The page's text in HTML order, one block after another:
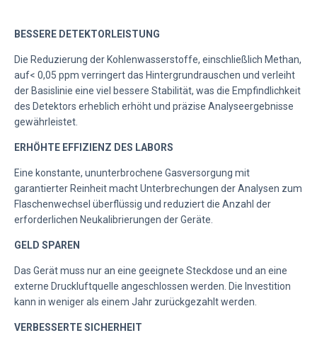
BESSERE DETEKTORLEISTUNG
Die Reduzierung der Kohlenwasserstoffe, einschließlich Methan,
auf< 0,05 ppm verringert das Hintergrundrauschen und verleiht
der Basislinie eine viel bessere Stabilität, was die Empfindlichkeit
des Detektors erheblich erhöht und präzise Analyseergebnisse
gewährleistet.
ERHÖHTE EFFIZIENZ DES LABORS
Eine konstante, ununterbrochene Gasversorgung mit
garantierter Reinheit macht Unterbrechungen der Analysen zum
Flaschenwechsel überflüssig und reduziert die Anzahl der
erforderlichen Neukalibrierungen der Geräte.
GELD SPAREN
Das Gerät muss nur an eine geeignete Steckdose und an eine
externe Druckluftquelle angeschlossen werden. Die Investition
kann in weniger als einem Jahr zurückgezahlt werden.
VERBESSERTE SICHERHEIT